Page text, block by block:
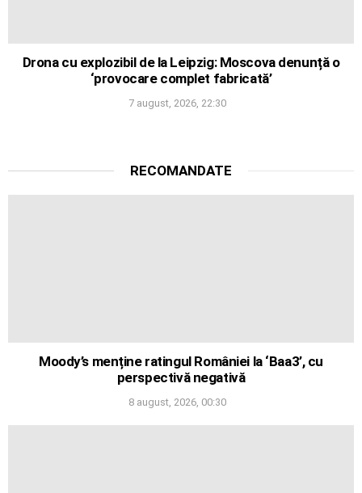
Drona cu explozibil de la Leipzig: Moscova denunță o
‘provocare complet fabricată’
7 august, 2026, 22:30
RECOMANDATE
Moody’s menține ratingul României la ‘Baa3’, cu
perspectivă negativă
8 august, 2026, 00:30